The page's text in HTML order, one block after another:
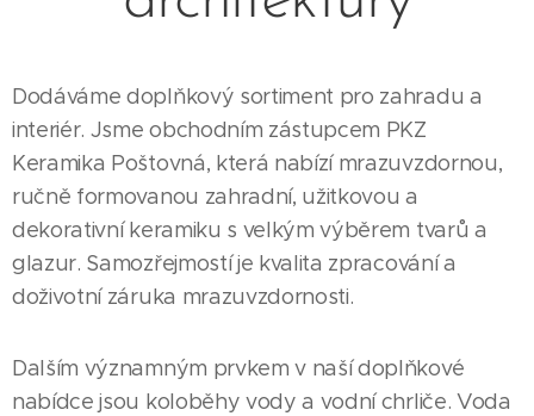
Dodáváme doplňkový sortiment pro zahradu a
interiér. Jsme obchodním zástupcem PKZ
Keramika Poštovná, která nabízí mrazuvzdornou,
ručně formovanou zahradní, užitkovou a
dekorativní keramiku s velkým výběrem tvarů a
glazur. Samozřejmostí je kvalita zpracování a
doživotní záruka mrazuvzdornosti.
Dalším významným prvkem v naší doplňkové
nabídce jsou koloběhy vody a vodní chrliče. Voda